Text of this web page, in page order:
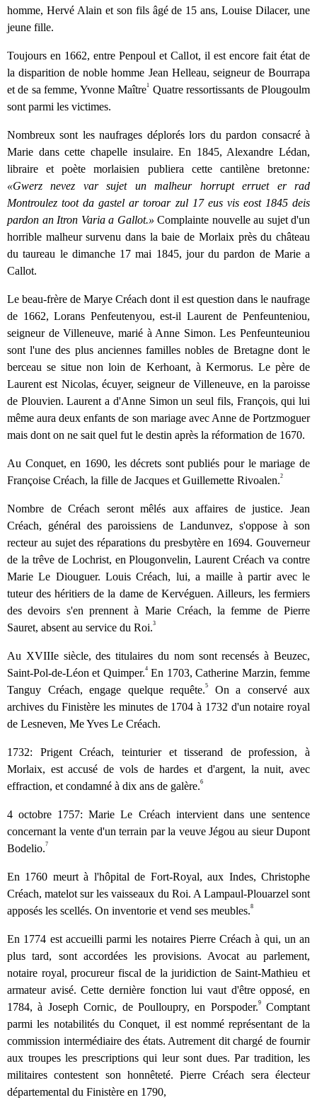
homme, Hervé Alain et son fils âgé de 15 ans, Louise Dilacer, une
jeune fille.
Toujours en 1662, entre Penpoul et Callot, il est encore fait état de
la disparition de noble homme Jean Helleau, seigneur de Bourrapa
et de sa femme, Yvonne Maître1 Quatre ressortissants de Plougoulm
sont parmi les victimes.
Nombreux sont les naufrages déplorés lors du pardon consacré à
Marie dans cette chapelle insulaire. En 1845, Alexandre Lédan,
libraire et poète morlaisien publiera cette cantilène bretonne:
«Gwerz nevez var sujet un malheur horrupt erruet er rad
Montroulez toot da gastel ar toroar zul 17 eus vis eost 1845 deis
pardon an Itron Varia a Gallot.» Complainte nouvelle au sujet d'un
horrible malheur survenu dans la baie de Morlaix près du château
du taureau le dimanche 17 mai 1845, jour du pardon de Marie a
Callot.
Le beau-frère de Marye Créach dont il est question dans le naufrage
de 1662, Lorans Penfeutenyou, est-il Laurent de Penfeunteniou,
seigneur de Villeneuve, marié à Anne Simon. Les Penfeunteuniou
sont l'une des plus anciennes familles nobles de Bretagne dont le
berceau se situe non loin de Kerhoant, à Kermorus. Le père de
Laurent est Nicolas, écuyer, seigneur de Villeneuve, en la paroisse
de Plouvien. Laurent a d'Anne Simon un seul fils, François, qui lui
même aura deux enfants de son mariage avec Anne de Portzmoguer
mais dont on ne sait quel fut le destin après la réformation de 1670.
Au Conquet, en 1690, les décrets sont publiés pour le mariage de
Françoise Créach, la fille de Jacques et Guillemette Rivoalen.2
Nombre de Créach seront mêlés aux affaires de justice. Jean
Créach, général des paroissiens de Landunvez, s'oppose à son
recteur au sujet des réparations du presbytère en 1694. Gouverneur
de la trêve de Lochrist, en Plougonvelin, Laurent Créach va contre
Marie Le Diouguer. Louis Créach, lui, a maille à partir avec le
tuteur des héritiers de la dame de Kervéguen. Ailleurs, les fermiers
des devoirs s'en prennent à Marie Créach, la femme de Pierre
Sauret, absent au service du Roi.3
Au XVIIIe siècle, des titulaires du nom sont recensés à Beuzec,
Saint-Pol-de-Léon et Quimper.4En 1703, Catherine Marzin, femme
Tanguy Créach, engage quelque requête.5
On a conservé aux
archives du Finistère les minutes de 1704 à 1732 d'un notaire royal
de Lesneven, Me Yves Le Créach.
1732: Prigent Créach, teinturier et tisserand de profession, à
Morlaix, est accusé de vols de hardes et d'argent, la nuit, avec
effraction, et condamné à dix ans de galère.6
4 octobre 1757: Marie Le Créach intervient dans une sentence
concernant la vente d'un terrain par la veuve Jégou au sieur Dupont
Bodelio.7
En 1760 meurt à l'hôpital de Fort-Royal, aux Indes, Christophe
Créach, matelot sur les vaisseaux du Roi. A Lampaul-Plouarzel sont
apposés les scellés. On inventorie et vend ses meubles.8
En 1774 est accueilli parmi les notaires Pierre Créach à qui, un an
plus tard, sont accordées les provisions. Avocat au parlement,
notaire royal, procureur fiscal de la juridiction de Saint-Mathieu et
armateur avisé. Cette dernière fonction lui vaut d'être opposé, en
1784, à Joseph Cornic, de Poulloupry, en Porspoder.9Comptant
parmi les notabilités du Conquet, il est nommé représentant de la
commission intermédiaire des états. Autrement dit chargé de fournir
aux troupes les prescriptions qui leur sont dues. Par tradition, les
militaires contestent son honnêteté. Pierre Créach sera électeur
départemental du Finistère en 1790,